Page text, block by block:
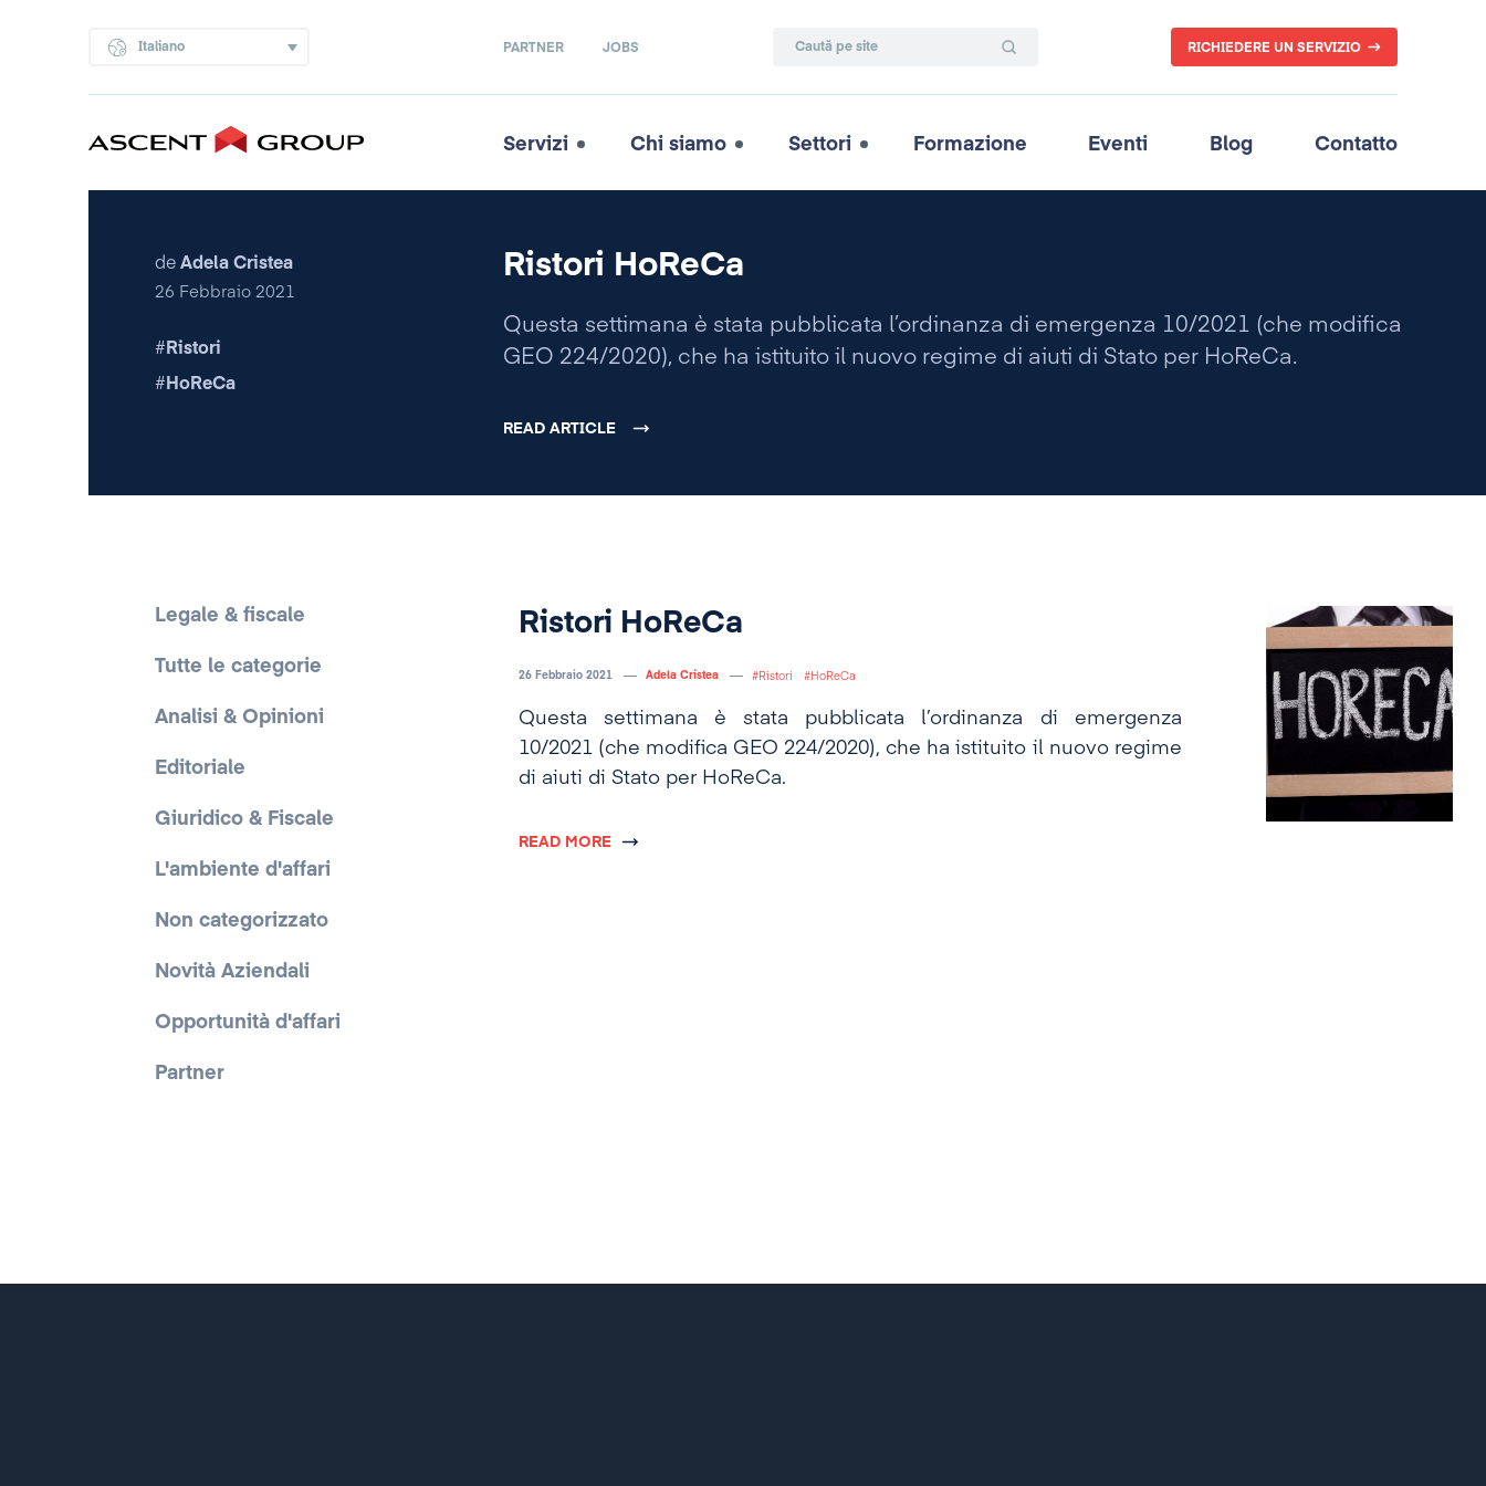
Italiano PARTNER JOBS RICHIEDERE UN SERVIZIO
Servizi Chi siamo Settori Formazione Eventi Blog Contatto
de Adela Cristea
26 Febbraio 2021
Ristori
HoReCa
Ristori HoReCa
Questa settimana è stata pubblicata l’ordinanza di emergenza 10/2021 (che modifica
GEO 224/2020), che ha istituito il nuovo regime di aiuti di Stato per HoReCa.
READ ARTICLE
Legale & fiscale
Tutte le categorie
Analisi & Opinioni
Editoriale
Giuridico & Fiscale
L'ambiente d'affari
Non categorizzato
Novità Aziendali
Opportunità d'affari
Partner
Ristori HoReCa
26 Febbraio 2021 Adela Cristea Ristori HoReCa
Questa settimana è stata pubblicata l’ordinanza di emergenza
10/2021 (che modifica GEO 224/2020), che ha istituito il nuovo regime
di aiuti di Stato per HoReCa.
READ MORE